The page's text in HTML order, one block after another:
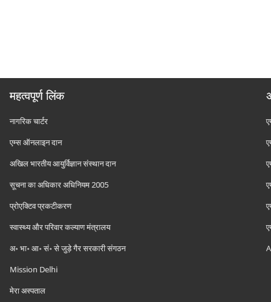
महत्वपूर्ण लिंक
नागरिक चार्टर
एम्स ऑनलाइन दान
अखिल भारतीय आयुर्विज्ञान संस्थान दान
सूचना का अधिकार अधिनियम 2005
प्रोएक्टिव प्रकटीकरण
स्वास्थ्य और परिवार कल्याण मंत्रालय
अ॰ भा॰ आ॰ सं॰ से जुड़े गैर सरकारी संगठन
Mission Delhi
मेरा अस्पताल